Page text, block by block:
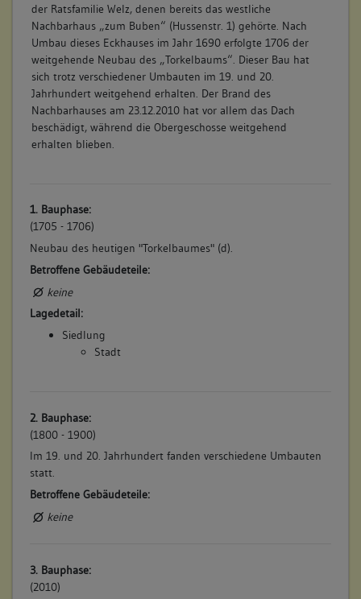
der Ratsfamilie Welz, denen bereits das westliche
Nachbarhaus „zum Buben“ (Hussenstr. 1) gehörte. Nach
Umbau dieses Eckhauses im Jahr 1690 erfolgte 1706 der
weitgehende Neubau des „Torkelbaums“. Dieser Bau hat
sich trotz verschiedener Umbauten im 19. und 20.
Jahrhundert weitgehend erhalten. Der Brand des
Nachbarhauses am 23.12.2010 hat vor allem das Dach
beschädigt, während die Obergeschosse weitgehend
erhalten blieben.
1. Bauphase:
(1705 - 1706)
Neubau des heutigen "Torkelbaumes" (d).
Betroffene Gebäudeteile:
keine
Lagedetail:
Siedlung
Stadt
2. Bauphase:
(1800 - 1900)
Im 19. und 20. Jahrhundert fanden verschiedene Umbauten
statt.
Betroffene Gebäudeteile:
keine
3. Bauphase:
(2010)